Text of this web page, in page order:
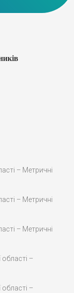
– Метричні
– Метричні
– Метричні
–
–